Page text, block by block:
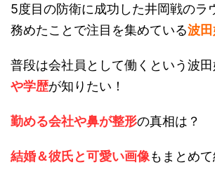
5度目の防衛に成功した井岡戦のラ
務めたことで注目を集めている波
普段は会社員として働くという波
や学歴が知りたい！
勤める会社や鼻が整形の真相は？
結婚＆彼氏と可愛い画像もまとめ